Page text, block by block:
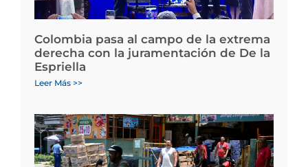
Colombia pasa al campo de la extrema
derecha con la juramentación de De la
Espriella
Leer Más >>